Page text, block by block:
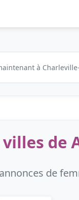
à
de
de